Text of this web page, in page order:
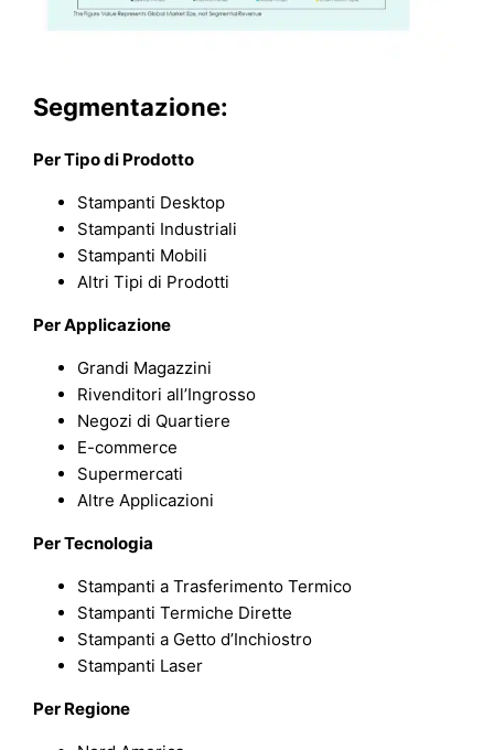
Segmentazione:
Per Tipo di Prodotto
Stampanti Desktop
Stampanti Industriali
Stampanti Mobili
Altri Tipi di Prodotti
Per Applicazione
Grandi Magazzini
Rivenditori all’Ingrosso
Negozi di Quartiere
E-commerce
Supermercati
Altre Applicazioni
Per Tecnologia
Stampanti a Trasferimento Termico
Stampanti Termiche Dirette
Stampanti a Getto d’Inchiostro
Stampanti Laser
Per Regione